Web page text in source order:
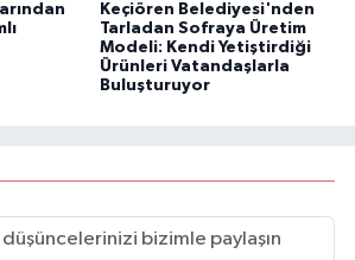
Keçiören Belediyesi'nden
Tarladan Sofraya Üretim
Modeli: Kendi Yetiştirdiği
Ürünleri Vatandaşlarla
Buluşturuyor